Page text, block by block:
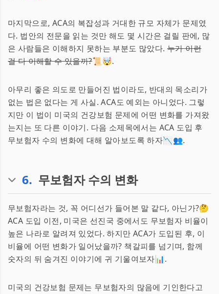
마지막으로, ACA의 복잡성과 거대한 규모 자체가 문제였
다. 법안의 전문을 읽는 것만 해도 몇 시간은 걸릴 판에, 많
은 사람들은 이해하지 못하는 부분도 많았다. 누가 이런
걸 다 이해할 수 있을까?📜🤯.
아무리 좋은 의도로 만들어진 법이라도, 반대의 목소리가
없는 법은 없다는 게 사실. ACA도 예외는 아니었다. 그렇
지만 이 법이 미국의 건강보험 문제에 어떤 변화를 가져왔
는지는 또 다른 이야기. 다음 소제목에서는 ACA 도입 후
무보험자 수의 변화에 대해 알아보도록 하자📉👥.
6. 무보험자 수의 변화
무보험자라는 것, 꼭 어디선가 들어본 말 같다, 아닌가?🤔
ACA 도입 이전, 미국은 선진국 중에서도 무보험자 비율이
높은 나라로 알려져 있었다. 하지만 ACA가 도입된 후, 이
비율에 어떤 변화가 일어났을까? 책갈피를 넘기며, 함께
숫자의 뒤 숨겨진 이야기에 귀 기울여보자📊.
미국의 건강보험 문제는 무보험자의 많음에 기인한다고